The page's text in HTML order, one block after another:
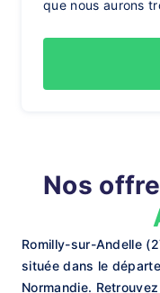
que nous aurons
Nos
Romilly-sur-Andelle
située dans le
Normandie.